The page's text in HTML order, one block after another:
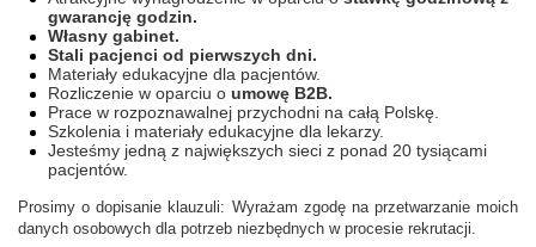
gwarancję godzin.
Własny gabinet.
Stali pacjenci od pierwszych dni.
Materiały edukacyjne dla pacjentów.
Rozliczenie w oparciu o umowę B2B.
Prace w rozpoznawalnej przychodni na całą Polskę.
Szkolenia i materiały edukacyjne dla lekarzy.
Jesteśmy jedną z największych sieci z ponad 20 tysiącami
pacjentów.
Prosimy o dopisanie klauzuli: Wyrażam zgodę na przetwarzanie moich
danych osobowych dla potrzeb niezbędnych w procesie rekrutacji.